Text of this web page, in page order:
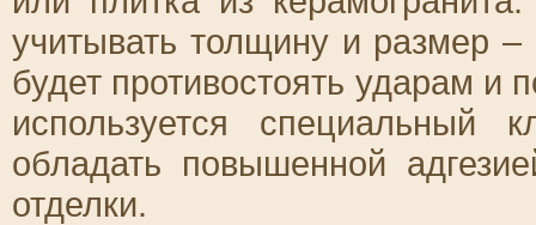
учитывать толщину и размер
будет противостоять ударам
используется специальный
обладать повышенной
отделки.